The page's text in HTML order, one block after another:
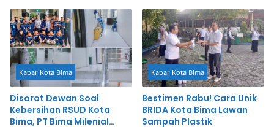
Terbaik
Kabar Kota Bima
Disorot Dewan Soal
Kebersihan RSUD Kota
Bima, PT Bima Milenial
Kabar Kota Bima
Bestimen Rabu! Cara Unik
BRIDA Kota Bima Lawan
Sampah Plastik